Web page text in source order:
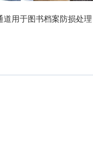
用于图书档案防损处理